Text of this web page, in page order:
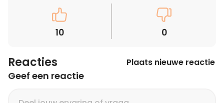
10 0
Reacties Plaats nieuwe reactie
Geef een reactie